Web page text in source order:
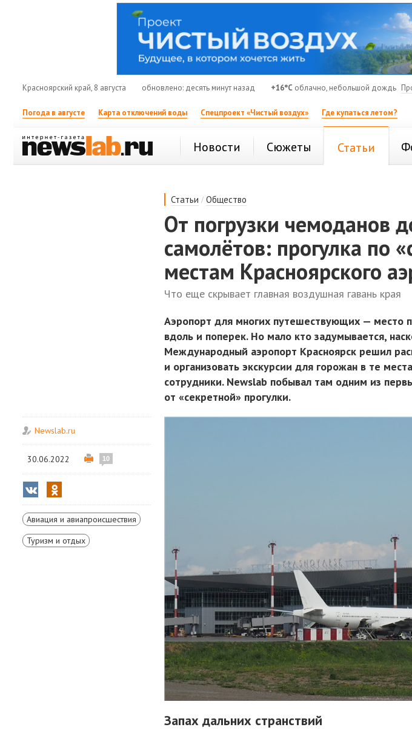
Красноярский край, 8 августа обновлено: десять минут назад +16°C облачно, небольшой дождь
Погода в августе Карта отключений воды Спецпроект «Чистый воздух» Где купаться летом?
Новости Сюжеты Статьи
Статьи /Общество
От погрузки чемоданов
самолётов: прогулка по
местам Красноярского
Что еще скрывает главная воздушная гавань края
Аэропорт для многих путешествующих — место
вдоль и поперек. Но мало кто задумывается,
Международный аэропорт Красноярск решил
и организовать экскурсии для горожан в те
сотрудники. Newslab побывал там одним из
от «секретной» прогулки.
Newslab.ru
30.06.2022 10
Авиация и авиапроисшествия
Туризм и отдых
Запах дальних странствий